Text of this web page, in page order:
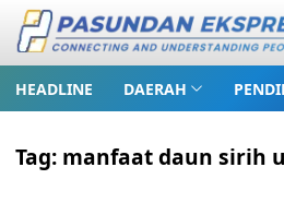
HEADLINE DAERAH
Tag: manfaat daun sirih